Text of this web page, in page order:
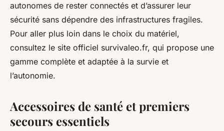
autonomes de rester connectés et d’assurer leur
sécurité sans dépendre des infrastructures fragiles.
Pour aller plus loin dans le choix du matériel,
consultez le site officiel survivaleo.fr, qui propose une
gamme complète et adaptée à la survie et
l’autonomie.
Accessoires de santé et premiers
secours essentiels